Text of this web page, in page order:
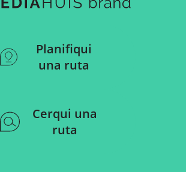
Planifiqui
una ruta
Cerqui una
ruta